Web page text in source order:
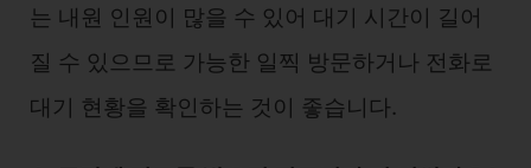
는 내원 인원이 많을 수 있어 대기 시간이 길어
질 수 있으므로 가능한 일찍 방문하거나 전화로
대기 현황을 확인하는 것이 좋습니다.